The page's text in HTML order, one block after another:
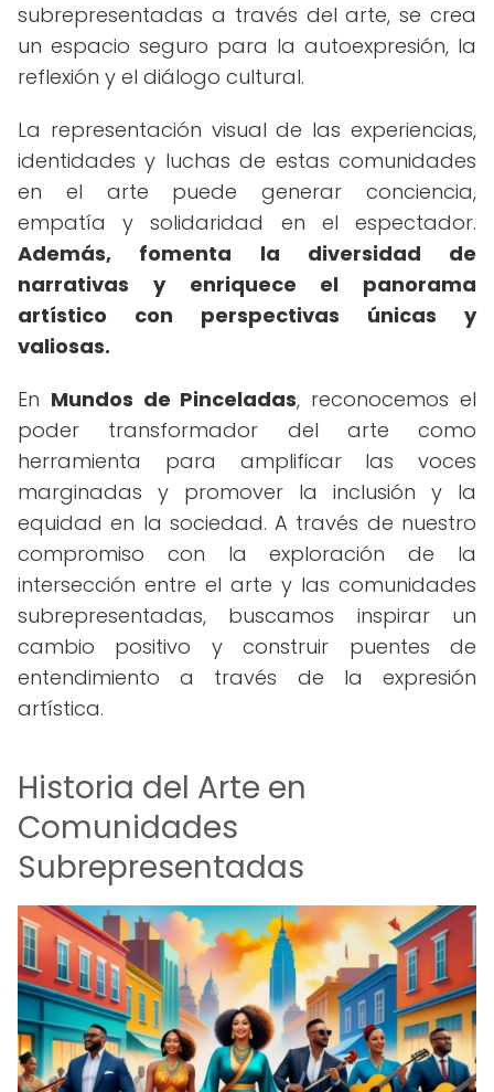
subrepresentadas a través del arte, se crea
un espacio seguro para la autoexpresión, la
reflexión y el diálogo cultural.
La representación visual de las experiencias,
identidades y luchas de estas comunidades
en el arte puede generar conciencia,
empatía y solidaridad en el espectador.
Además, fomenta la diversidad de
narrativas y enriquece el panorama
artístico con perspectivas únicas y
valiosas.
En Mundos de Pinceladas, reconocemos el
poder transformador del arte como
herramienta para amplificar las voces
marginadas y promover la inclusión y la
equidad en la sociedad. A través de nuestro
compromiso con la exploración de la
intersección entre el arte y las comunidades
subrepresentadas, buscamos inspirar un
cambio positivo y construir puentes de
entendimiento a través de la expresión
artística.
Historia del Arte en
Comunidades
Subrepresentadas